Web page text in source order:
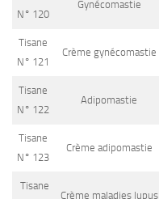
N° 120
Gynécomastie
Tisane
N° 121
Crème gynécomastie
Tisane
N° 122
Adipomastie
Tisane
N° 123
Crème adipomastie
Tisane
Crème maladies lupus